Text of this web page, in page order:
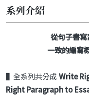
系列介紹
從句子書寫
一致的編寫
▌全系列共分成 Write
Right Paragraph to